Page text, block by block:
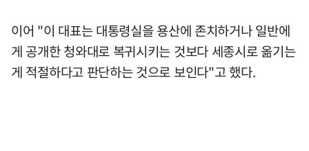
이어 "이 대표는 대통령실을 용산에 존치하거나 일반에
게 공개한 청와대로 복귀시키는 것보다 세종시로 옮기는
게 적절하다고 판단하는 것으로 보인다"고 했다.